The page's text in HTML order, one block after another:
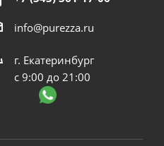
info@purezza.ru
г. Екатеринбург
с 9:00 до 21:00